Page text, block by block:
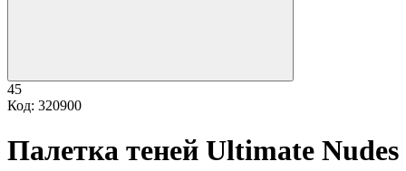
45
Код: 320900
Палетка теней Ultimate Nudes